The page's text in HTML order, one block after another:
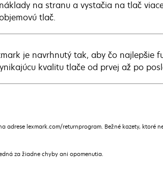
na stranu a vystačia na tlač
tlač.
je navrhnutý tak, aby čo najlepšie
kvalitu tlače od prvej až po
lexmark.com/returnprogram. Bežné kazety, ktoré
za žiadne chyby ani opomenutia.